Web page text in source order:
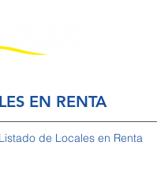
EN RENTA
de Locales en Renta